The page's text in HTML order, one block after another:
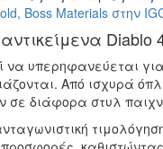
Boss Materials στην
Diablo
να υπερηφανεύεται
Από ισχυρά
διάφορα στυλ